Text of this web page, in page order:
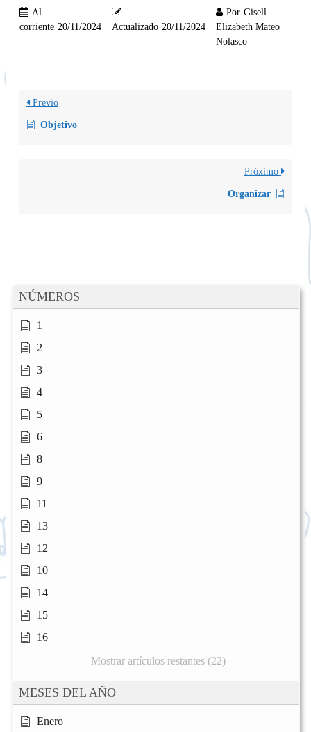
NÚMEROS
1
2
3
4
5
6
8
9
11
13
12
10
14
15
16
Mostrar artículos restantes (22)
MESES DEL AÑO
Enero
Al
corriente 20/11/2024 Actualizado 20/11/2024
Por Gisell
Elizabeth Mateo
Nolasco
Previo
Objetivo
Próximo
Organizar